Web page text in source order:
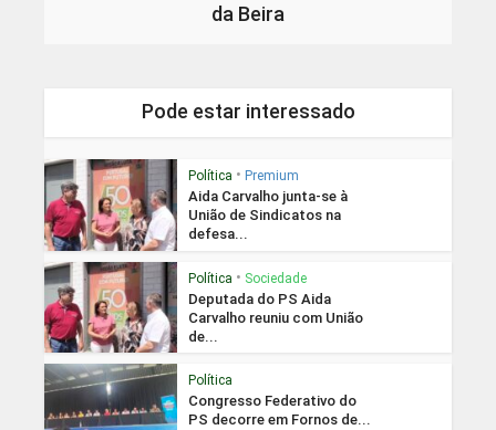
da Beira
Pode estar interessado
Política • Premium
Aida Carvalho junta-se à
União de Sindicatos na
defesa...
Política • Sociedade
Deputada do PS Aida
Carvalho reuniu com União
de...
Política
Congresso Federativo do
PS decorre em Fornos de...